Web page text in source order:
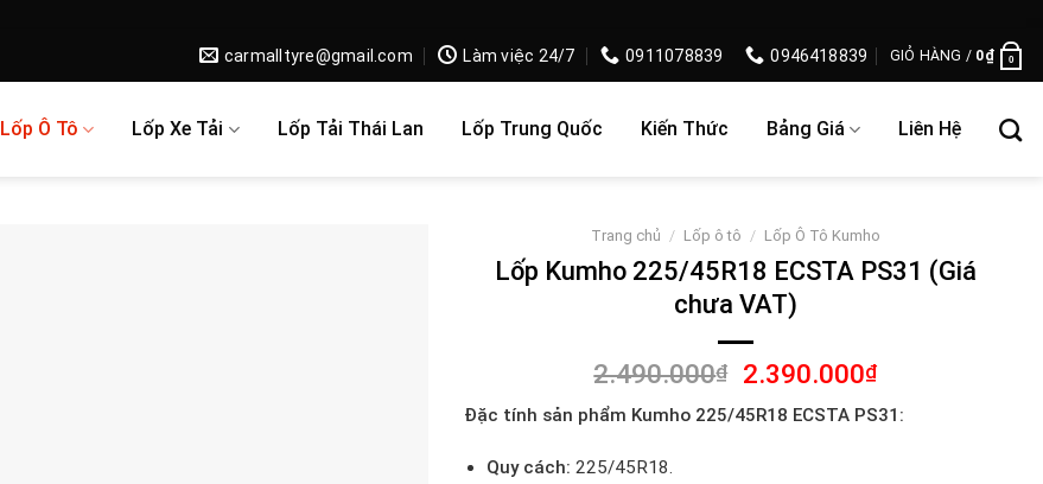
carmalltyre@gmail.com Làm việc 24/7 0911078839 0946418839 GIỎ HÀNG / 0₫ 0
Lốp Ô Tô Lốp Xe Tải Lốp Tải Thái Lan Lốp Trung Quốc Kiến Thức Bảng Giá Liên Hệ
Trang chủ / Lốp ô tô / Lốp Ô Tô Kumho
Lốp Kumho 225/45R18 ECSTA PS31 (Giá
chưa VAT)
2.490.000₫
Giá
là:
2.390.000₫Giá
tại
Đặc tính sản phẩm Kumho 225/45R18 ECSTA PS31:
Quy cách: 225/45R18.